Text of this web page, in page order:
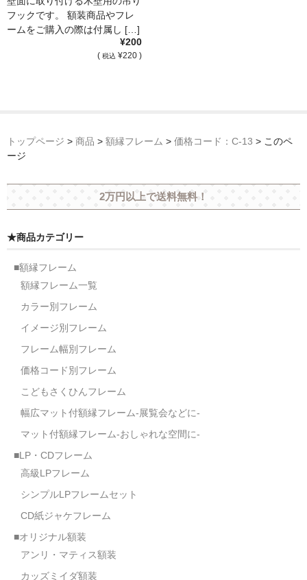
フックです。 額装商品やフレ
ームをご購入の際は付属し […]
¥200
( 税込 ¥220 )
トップページ > 商品 > 額縁フレーム > 価格コード：C-13 > このペ
ージ
2万円以上で送料無料！
★商品カテゴリー
■額縁フレーム
額縁フレーム一覧
カラー別フレーム
イメージ別フレーム
フレーム幅別フレーム
価格コード別フレーム
こどもさくひんフレーム
幅広マット付額縁フレーム-展覧会などに-
マット付額縁フレーム-おしゃれな空間に-
■LP・CDフレーム
高級LPフレーム
シンプルLPフレームセット
CD紙ジャケフレーム
■オリジナル額装
アンリ・マティス額装
カッズミイダ額装